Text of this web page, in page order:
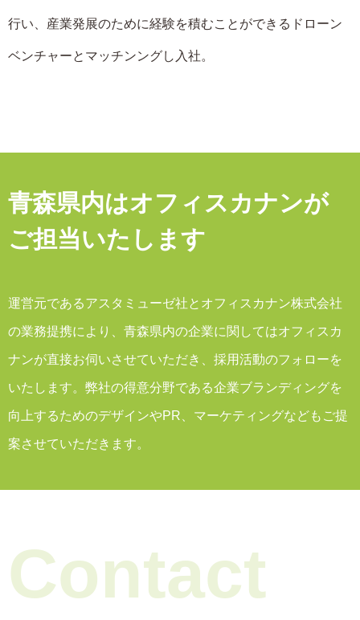
行い、産業発展のために経験を積むことができるドローン
ベンチャーとマッチンングし入社。
青森県内はオフィスカナンが
ご担当いたします
運営元であるアスタミューゼ社とオフィスカナン株式会社
の業務提携により、青森県内の企業に関してはオフィスカ
ナンが直接お伺いさせていただき、採用活動のフォローを
いたします。弊社の得意分野である企業ブランディングを
向上するためのデザインやPR、マーケティングなどもご提
案させていただきます。
Contact